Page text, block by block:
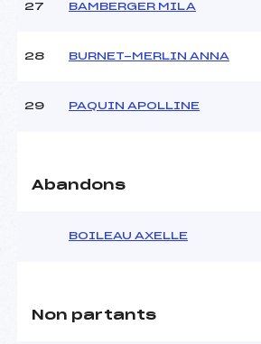
27 BAMBERGER MILA
28 BURNET-MERLIN ANNA
29 PAQUIN APOLLINE
Abandons
BOILEAU AXELLE
Non partants